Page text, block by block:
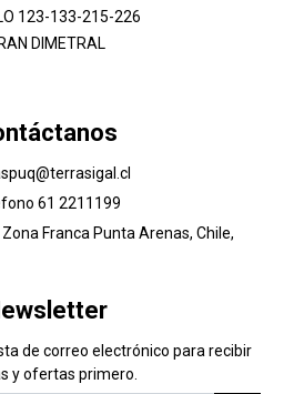
123-133-215-226
DIMETRAL
61 2211199
Franca Punta Arenas, Chile,
de correo electrónico para recibir
y ofertas primero.